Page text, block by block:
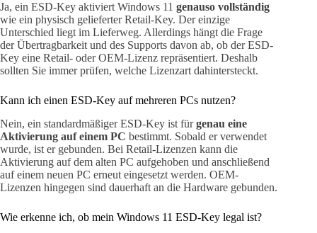
Ja, ein ESD-Key aktiviert Windows 11 genauso vollständig
wie ein physisch gelieferter Retail-Key. Der einzige
Unterschied liegt im Lieferweg. Allerdings hängt die Frage
der Übertragbarkeit und des Supports davon ab, ob der ESD-
Key eine Retail- oder OEM-Lizenz repräsentiert. Deshalb
sollten Sie immer prüfen, welche Lizenzart dahintersteckt.
Kann ich einen ESD-Key auf mehreren PCs nutzen?
Nein, ein standardmäßiger ESD-Key ist fürgenau eine
Aktivierung auf einem PC bestimmt. Sobald er verwendet
wurde, ist er gebunden. Bei Retail-Lizenzen kann die
Aktivierung auf dem alten PC aufgehoben und anschließend
auf einem neuen PC erneut eingesetzt werden. OEM-
Lizenzen hingegen sind dauerhaft an die Hardware gebunden.
Wie erkenne ich, ob mein Windows 11 ESD-Key legal ist?